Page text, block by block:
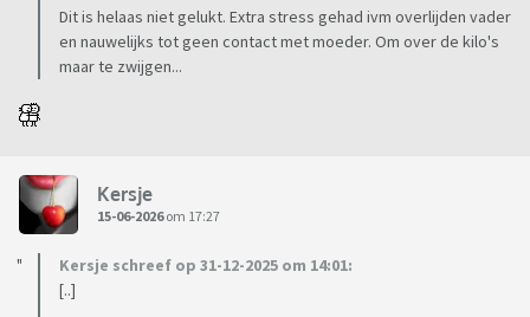
Dit is helaas niet gelukt. Extra stress gehad ivm overlijden vader
en nauwelijks tot geen contact met moeder. Om over de kilo's
maar te zwijgen...
Kersje
15-06-2026om 17:27
Kersje schreef op 31-12-2025 om 14:01:
[..]